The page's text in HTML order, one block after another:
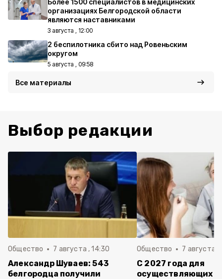
Более 1500 специалистов в медицинских
организациях Белгородской области
являются наставниками
3 августа , 12:00
2 беспилотника сбито над Ровеньским
округом
5 августа , 09:58
Все материалы
Выбор редакции
Общество 7 августа , 14:30
Александр Шуваев: 543
белгородца получили
Общество 7 августа ,
С 2027 года для
осуществляющих